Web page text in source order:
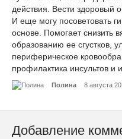
действия. Вести здоровый
И еще могу посоветовать
основе. Помогает снизить
образованию ее сгустков,
периферическое
профилактика инсультов и
Полина 8 августа
Добавление